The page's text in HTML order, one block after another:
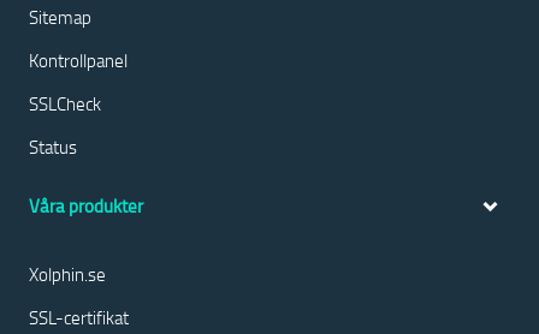
Sitemap
Kontrollpanel
SSLCheck
Status
Våra produkter
Xolphin.se
SSL-certifikat